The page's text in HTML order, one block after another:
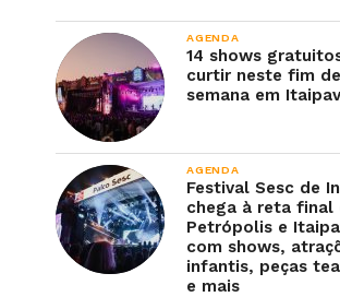
AGENDA
14 shows
curtir neste fim de
semana em
AGENDA
Festival Sesc de
chega à reta final
Petrópolis e
com shows,
infantis, peças
e mais